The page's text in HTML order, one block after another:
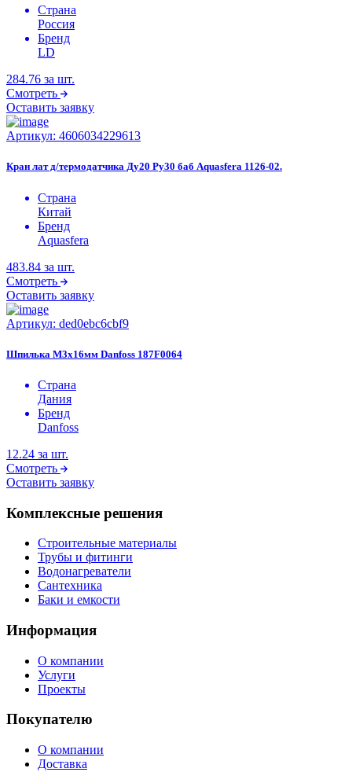
Страна
Россия
Бренд
LD
284.76 за шт.
Смотреть
Оставить заявку
Артикул: 4606034229613
Кран лат д/термодатчика Ду20 Ру30 баб Aquasfera 1126-02.
Страна
Китай
Бренд
Aquasfera
483.84 за шт.
Смотреть
Оставить заявку
Артикул: ded0ebc6cbf9
Шпилька М3х16мм Danfoss 187F0064
Страна
Дания
Бренд
Danfoss
12.24 за шт.
Смотреть
Оставить заявку
Комплексные решения
Строительные материалы
Трубы и фитинги
Водонагреватели
Сантехника
Баки и емкости
Информация
О компании
Услуги
Проекты
Покупателю
О компании
Доставка